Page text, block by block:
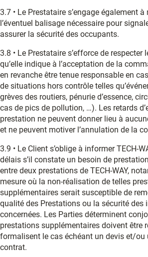
3.7 • Le Prestataire s’engage également
l’éventuel balisage nécessaire pour
assurer la sécurité des occupants.
3.8 • Le Prestataire s’efforce de respecter
qu’elle indique à l’acceptation de la
en revanche être tenue responsable en
de situations hors contrôle telles
grèves des routiers, pénurie d’essence,
cas de pics de pollution, …). Les retards
prestation ne peuvent donner lieu à
et ne peuvent motiver l’annulation de la
3.9 • Le Client s’oblige à informer TECH-
délais s’il constate un besoin de
entre deux prestations de TECH-WAY,
mesure où la non-réalisation de telles
supplémentaires serait susceptible de
qualité des Prestations ou la sécurité des
concernées. Les Parties déterminent
prestations supplémentaires doivent être
formalisent le cas échéant un devis et/ou
contrat.